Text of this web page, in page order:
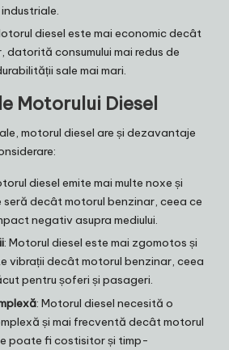
diesel este mai economic decât
datorită consumului mai redus de
sale mai mari.
Motorului Diesel
motorul diesel are și dezavantaje
diesel emite mai multe noxe și
decât motorul benzinar, ceea ce
negativ asupra mediului.
: Motorul diesel este mai zgomotos și
vibrații decât motorul benzinar, ceea
pentru șoferi și pasageri.
: Motorul diesel necesită o
și mai frecventă decât motorul
poate fi costisitor și timp-